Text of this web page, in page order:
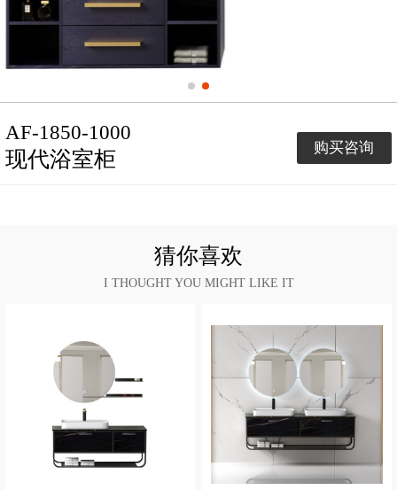
AF-1850-1000
现代浴室柜 购买咨询
猜你喜欢
I THOUGHT YOU MIGHT LIKE IT